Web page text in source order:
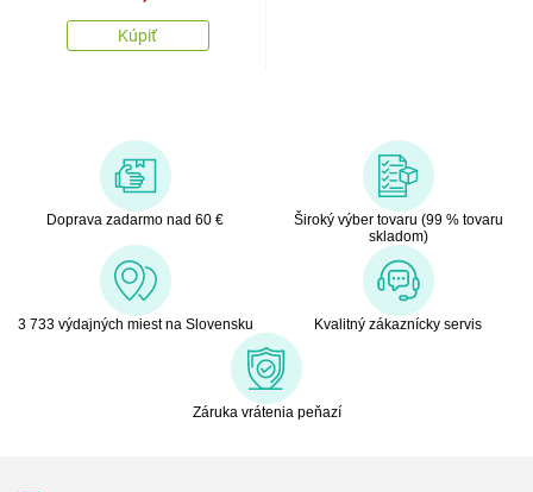
Kúpiť
Doprava zadarmo nad 60 €
Široký výber tovaru (99 % tovaru
skladom)
3 733 výdajných miest na Slovensku Kvalitný zákaznícky servis
Záruka vrátenia peňazí